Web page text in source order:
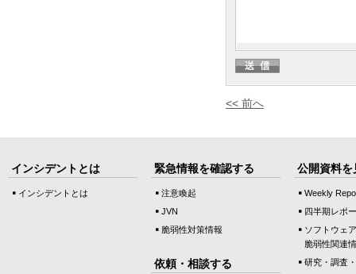
<< 前へ
インシデントとは
インシデントとは
緊急情報を確認する
注意喚起
JVN
脆弱性対策情報
依頼・相談する
公開資料を
Weekly
四半期レポ
ソフトウェ
脆弱性関連
研究・調査